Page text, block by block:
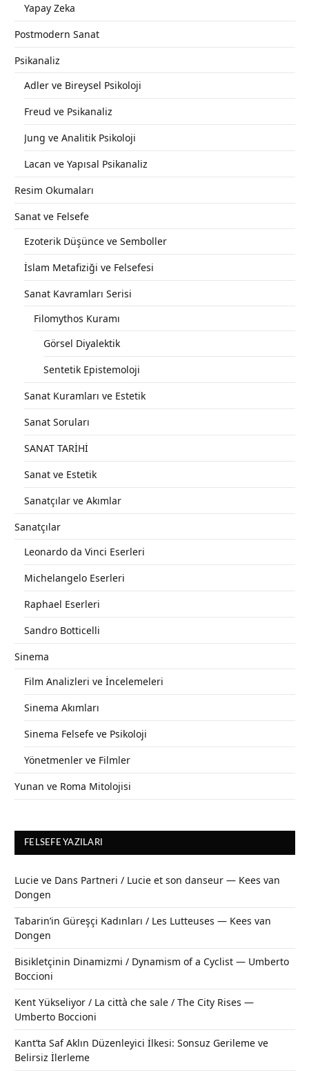
Yapay Zeka
Postmodern Sanat
Psikanaliz
Adler ve Bireysel Psikoloji
Freud ve Psikanaliz
Jung ve Analitik Psikoloji
Lacan ve Yapısal Psikanaliz
Resim Okumaları
Sanat ve Felsefe
Ezoterik Düşünce ve Semboller
İslam Metafiziği ve Felsefesi
Sanat Kavramları Serisi
Filomythos Kuramı
Görsel Diyalektik
Sentetik Epistemoloji
Sanat Kuramları ve Estetik
Sanat Soruları
SANAT TARİHİ
Sanat ve Estetik
Sanatçılar ve Akımlar
Sanatçılar
Leonardo da Vinci Eserleri
Michelangelo Eserleri
Raphael Eserleri
Sandro Botticelli
Sinema
Film Analizleri ve İncelemeleri
Sinema Akımları
Sinema Felsefe ve Psikoloji
Yönetmenler ve Filmler
Yunan ve Roma Mitolojisi
FELSEFE YAZILARI
Lucie ve Dans Partneri / Lucie et son danseur — Kees van
Dongen
Tabarin’in Güreşçi Kadınları / Les Lutteuses — Kees van
Dongen
Bisikletçinin Dinamizmi / Dynamism of a Cyclist — Umberto
Boccioni
Kent Yükseliyor / La città che sale / The City Rises —
Umberto Boccioni
Kant’ta Saf Aklın Düzenleyici İlkesi: Sonsuz Gerileme ve
Belirsiz İlerleme